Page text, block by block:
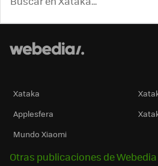
Xataka
Applesfera
Mundo Xiaomi
Otras publicaciones de Webedia